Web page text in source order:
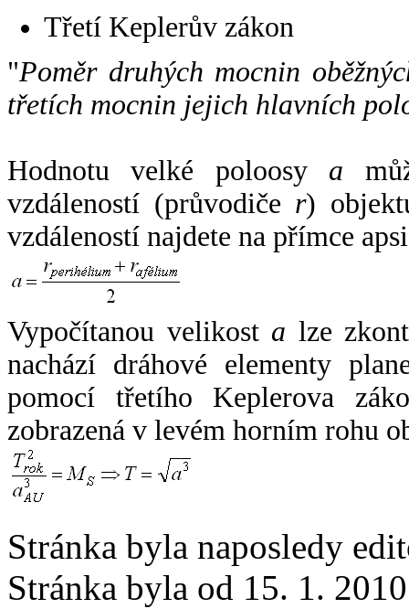
Třetí Keplerův zákon
"Poměr druhých mocnin
třetích mocnin jejich hlavních
Hodnotu velké poloosy a
vzdáleností (průvodiče r)
vzdáleností najdete na přímce
Vypočítanou velikost a lze
nachází dráhové elementy
pomocí třetího Keplerova
zobrazená v levém horním rohu
Stránka byla naposledy
Stránka byla od 15. 1.